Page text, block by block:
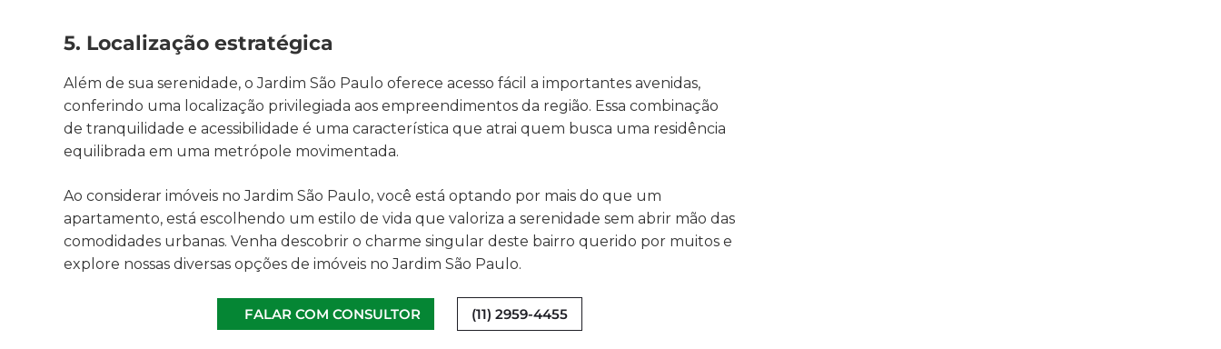
5. Localização estratégica
Além de sua serenidade, o Jardim São Paulo oferece acesso fácil a importantes avenidas,
conferindo uma localização privilegiada aos empreendimentos da região. Essa combinação
de tranquilidade e acessibilidade é uma característica que atrai quem busca uma residência
equilibrada em uma metrópole movimentada.
Ao considerar imóveis no Jardim São Paulo, você está optando por mais do que um
apartamento, está escolhendo um estilo de vida que valoriza a serenidade sem abrir mão das
comodidades urbanas. Venha descobrir o charme singular deste bairro querido por muitos e
explore nossas diversas opções de imóveis no Jardim São Paulo.
FALAR COM CONSULTOR (11) 2959-4455